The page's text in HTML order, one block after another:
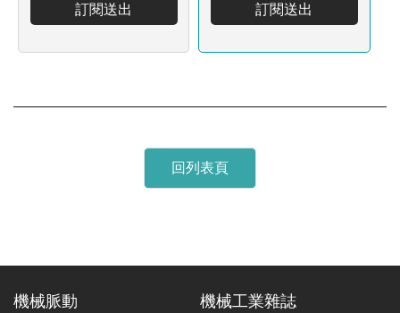
訂閱送出 訂閱送出
回列表頁
機械脈動 機械工業雜誌